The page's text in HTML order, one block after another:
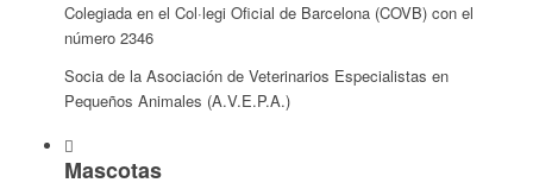
Colegiada en el Col·legi Oficial de Barcelona (COVB) con el
número 2346
Socia de la Asociación de Veterinarios Especialistas en
Pequeños Animales (A.V.E.P.A.)
Mascotas